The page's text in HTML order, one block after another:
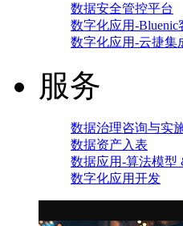
数据安全管控平台
数字化应用-Bluenic
数字化应用-云捷集
服务
数据治理咨询与实
数据资产入表
数据应用-算法模型
数字化应用开发